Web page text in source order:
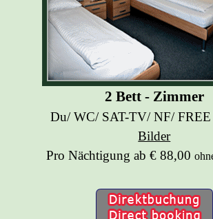
2 Bett - Zimmer
Du/ WC/ SAT-TV/ NF/
Bilder
Pro Nächtigung ab € 88,00